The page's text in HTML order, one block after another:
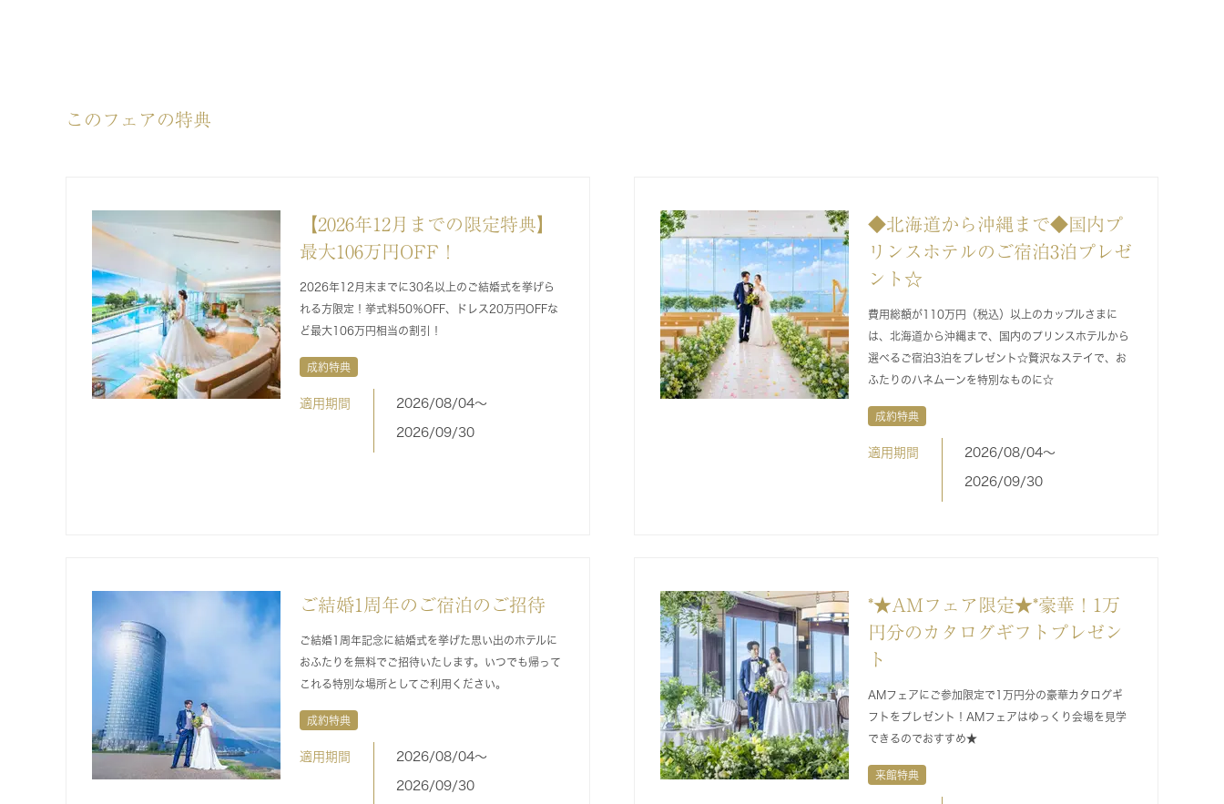
このフェアの特典
【2026年12月までの限定特典】
最大106万円OFF！
2026年12月末までに30名以上のご結婚式を挙げら
れる方限定！挙式料50％OFF、ドレス20万円OFFな
ど最大106万円相当の割引！
成約特典
適用期間 2026/08/04〜
2026/09/30
◆北海道から沖縄まで◆国内プ
リンスホテルのご宿泊3泊プレゼ
ント☆
費用総額が110万円（税込）以上のカップルさまに
は、北海道から沖縄まで、国内のプリンスホテルから
選べるご宿泊3泊をプレゼント☆贅沢なステイで、お
ふたりのハネムーンを特別なものに☆
成約特典
適用期間 2026/08/04〜
2026/09/30
ご結婚1周年のご宿泊のご招待
ご結婚1周年記念に結婚式を挙げた思い出のホテルに
おふたりを無料でご招待いたします。いつでも帰って
これる特別な場所としてご利用ください。
成約特典
適用期間 2026/08/04〜
2026/09/30
*★AMフェア限定★*豪華！1万
円分のカタログギフトプレゼン
ト
AMフェアにご参加限定で1万円分の豪華カタログギ
フトをプレゼント！AMフェアはゆっくり会場を見学
できるのでおすすめ★
来館特典